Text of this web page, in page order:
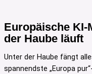
Europäische KI-
der Haube läuft
Unter der Haube fängt
spannendste „Europa